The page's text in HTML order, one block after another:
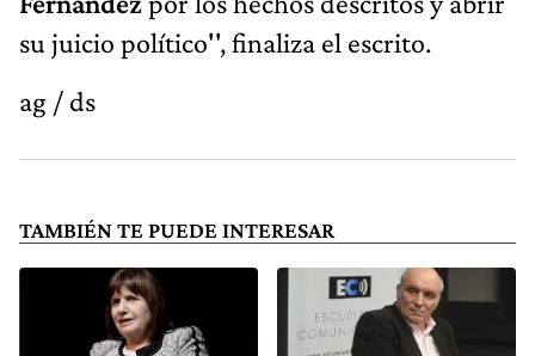
su juicio político'', finaliza el escrito.
ag / ds
TAMBIÉN TE PUEDE INTERESAR